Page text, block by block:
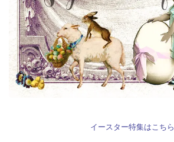
イースター特集はこちら